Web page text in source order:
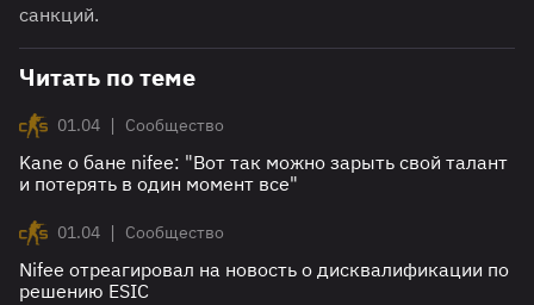
санкций.
Читать по теме
01.04 | Сообщество
Kane о бане nifee: "Вот так можно зарыть свой талант
и потерять в один момент все"
01.04 | Сообщество
Nifee отреагировал на новость о дисквалификации по
решению ESIC